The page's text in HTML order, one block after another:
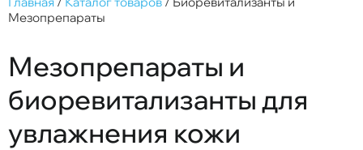
Мезопрепараты
Мезопрепараты и
биоревитализанты для
увлажнения кожи